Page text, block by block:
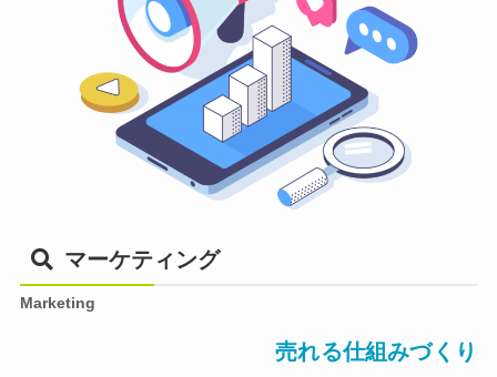
マーケティング
Marketing
売れる仕組みづくり